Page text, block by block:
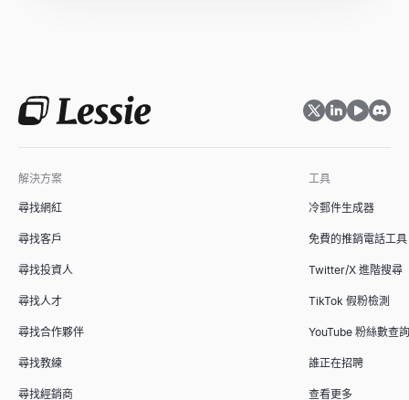
解決方案
尋找網紅
尋找客戶
尋找投資人
尋找人才
尋找合作夥伴
尋找教練
尋找經銷商
工具
冷郵件生成器
免費的推銷電話工具
Twitter/X 進階搜尋
TikTok 假粉檢測
YouTube 粉絲數查詢
誰正在招聘
查看更多